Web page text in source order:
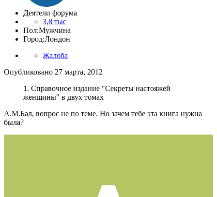
Деятели форума
3,8 тыс
Пол:Мужчина
Город:Лондон
Жалоба
Опубликовано 27 марта, 2012
1. Справочное издание "Секреты настояжей
женщины" в двух томах
А.М.Бал, вопрос не по теме. Но зачем тебе эта книга нужна
была?